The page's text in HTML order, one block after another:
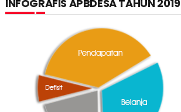
INFOGRAFIS APBDESA TAHUN 2019